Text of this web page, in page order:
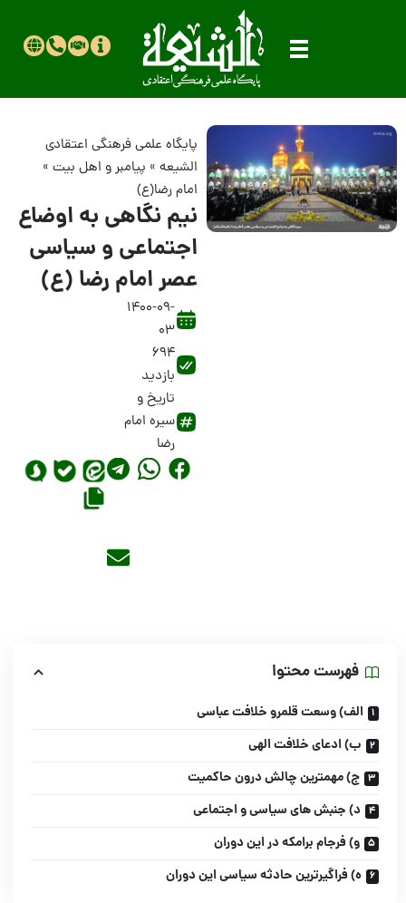
پایگاه علمی فرهنگی اعتقادی
الشیعه» پیامبر و اهل بیت»
امام رضا(ع)
نیم نگاهی به اوضاع
اجتماعی و سیاسی
عصر امام رضا (ع)
1400-09-
03
694
بازدید
تاریخ و
سیره امام
رضا
فهرست محتوا
الف) وسعت قلمرو خلافت عباسی
ب) ادعای خلافت الهی
ج) مهمترین چالش درون حاکمیت
د) جنبش های سیاسی و اجتماعی
و) فرجام برامکه در این دوران
ه) فراگیرترین حادثه سیاسی این دوران